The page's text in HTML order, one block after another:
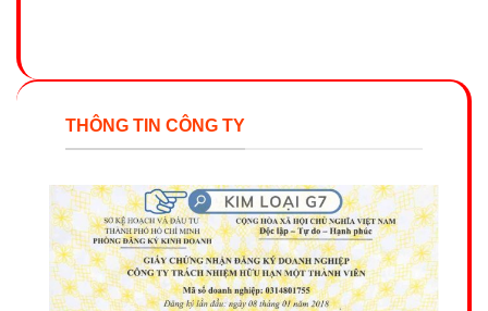
THÔNG TIN CÔNG TY